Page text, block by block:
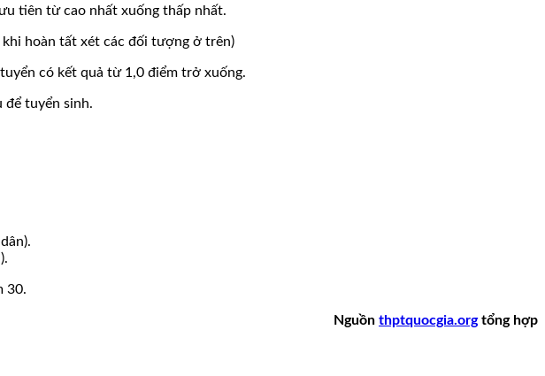
tiên từ cao nhất xuống thấp nhất.
hoàn tất xét các đối tượng ở trên)
có kết quả từ 1,0 điểm trở xuống.
để tuyển sinh.
30.
Nguồn thptquocgia.orgtổng hợp